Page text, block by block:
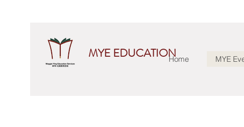
MYE EDUCATIONHome MYE